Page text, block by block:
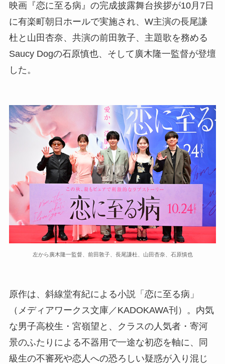
映画『恋に至る病』の完成披露舞台挨拶が10月7日
に有楽町朝日ホールで実施され、W主演の長尾謙
杜と山田杏奈、共演の前田敦子、主題歌を務める
Saucy Dogの石原慎也、そして廣木隆一監督が登壇
した。
左から廣木隆一監督、前田敦子、長尾謙杜、山田杏奈、石原慎也
原作は、斜線堂有紀による小説「恋に至る病」
（メディアワークス文庫／KADOKAWA刊）。内気
な男子高校生・宮嶺望と、クラスの人気者・寄河
景のふたりによる不器用で一途な初恋を軸に、同
級生の不審死や恋人への恐ろしい疑惑が入り混じ